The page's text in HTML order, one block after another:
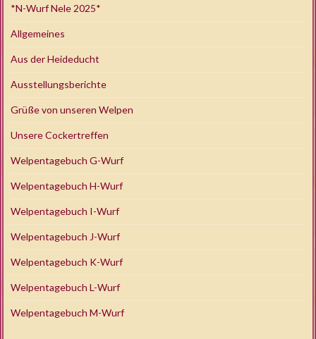
*N-Wurf Nele 2025*
Allgemeines
Aus der Heideducht
Ausstellungsberichte
Grüße von unseren Welpen
Unsere Cockertreffen
Welpentagebuch G-Wurf
Welpentagebuch H-Wurf
Welpentagebuch I-Wurf
Welpentagebuch J-Wurf
Welpentagebuch K-Wurf
Welpentagebuch L-Wurf
Welpentagebuch M-Wurf